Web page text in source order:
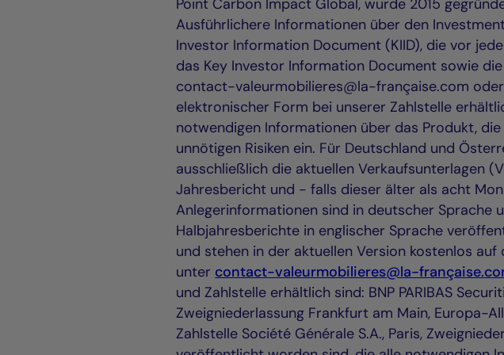
Point Carbon Impact Global, wurde 2015
Ausführlichere Informationen über den
Investor Information Document (KIID), die vor
das Key Investor Information Document sowie
contact-valeurmobilieres@la-française.com
elektronischer Form bei unserer Zahlstelle
notwendigen Informationen über das Produkt,
unnötigen Risiken ein. Für Deutschland und
ausschließlich die aktuellen Verkaufsunterlagen
Jahresbericht und - falls dieser älter als acht
Anlegerinformationen sind in deutscher Sprache
Halbjahresberichte in englischer Sprache
und stehen in der aktuellen Version kostenlos
unter contact-valeurmobilieres@la-
und Zahlstelle erhältlich sind: BNP PARIBAS
Zweigniederlassung Frankfurt am Main, Europa-
Zahlstelle Société Générale S.A., Paris,